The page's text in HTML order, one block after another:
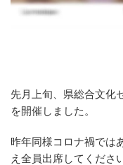
先月上旬、県総合文化
を開催しました。
昨年同様コロナ禍では
え全員出席してくださ